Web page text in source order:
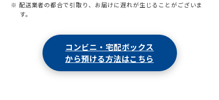
※ 配送業者の都合で引取り、お届けに遅れが生じることがございま
す。
コンビニ・宅配ボックス
から預ける方法はこちら